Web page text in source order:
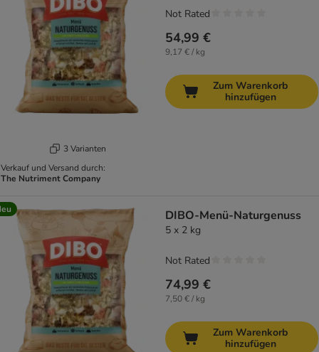
3 Varianten
Verkauf und Versand durch:
The Nutriment Company
54,99 €
9,17 € / kg
Not Rated
Zum Warenkorb
hinzufügen
DIBO-Menü-Naturgenuss
5 x 2 kg
74,99 €
7,50 € / kg
Not Rated
Zum Warenkorb
hinzufügen